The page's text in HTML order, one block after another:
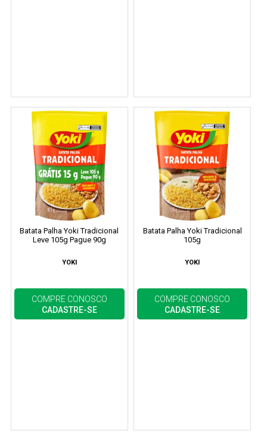
Batata Palha Yoki Tradicional
Leve 105g Pague 90g
YOKI
COMPRE CONOSCO
CADASTRE-SE
Batata Palha Yoki Tradicional
105g
YOKI
COMPRE CONOSCO
CADASTRE-SE